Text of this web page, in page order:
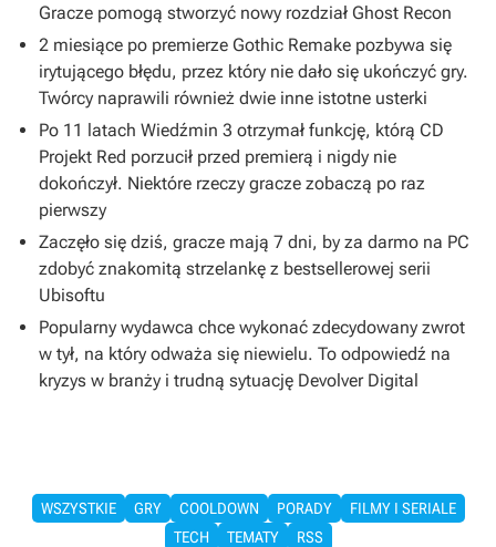
Gracze pomogą stworzyć nowy rozdział Ghost Recon
2 miesiące po premierze Gothic Remake pozbywa się
irytującego błędu, przez który nie dało się ukończyć gry.
Twórcy naprawili również dwie inne istotne usterki
Po 11 latach Wiedźmin 3 otrzymał funkcję, którą CD
Projekt Red porzucił przed premierą i nigdy nie
dokończył. Niektóre rzeczy gracze zobaczą po raz
pierwszy
Zaczęło się dziś, gracze mają 7 dni, by za darmo na PC
zdobyć znakomitą strzelankę z bestsellerowej serii
Ubisoftu
Popularny wydawca chce wykonać zdecydowany zwrot
w tył, na który odważa się niewielu. To odpowiedź na
kryzys w branży i trudną sytuację Devolver Digital
WSZYSTKIE GRY COOLDOWN PORADY
FILMY I SERIALE
TECH
TEMATY RSS